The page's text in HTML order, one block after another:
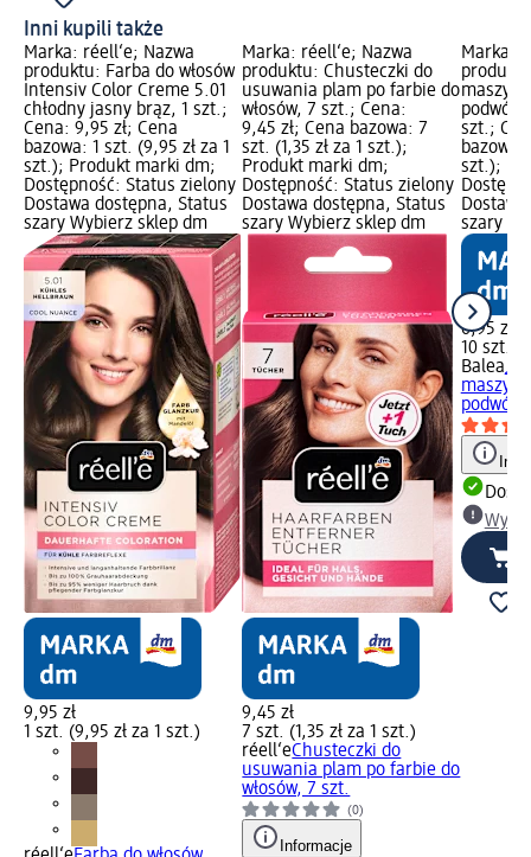
Inni kupili także
Marka: réell‘e; Nazwa
produktu: Farba do włosów
Intensiv Color Creme 5.01
chłodny jasny brąz, 1 szt.;
Cena: 9,95 zł; Cena
bazowa: 1 szt. (9,95 zł za 1
szt.); Produkt marki dm;
Dostępność: Status zielony
Dostawa dostępna, Status
szary Wybierz sklep dm
9,95 zł
1 szt. (9,95 zł za 1 szt.)
Marka: réell‘e; Nazwa
produktu: Chusteczki do
usuwania plam po farbie do
włosów, 7 szt.; Cena:
9,45 zł; Cena bazowa: 7
szt. (1,35 zł za 1 szt.);
Produkt marki dm;
Dostępność: Status zielony
Dostawa dostępna, Status
szary Wybierz sklep dm
9,45 zł
7 szt. (1,35 zł za 1 szt.)
réell‘eChusteczki do
usuwania plam po farbie do
włosów, 7 szt.
(0)
Informacje
Marka:
szt.;
bazowa:
szt.);
szary
6,95 zł
10 szt.
Balea